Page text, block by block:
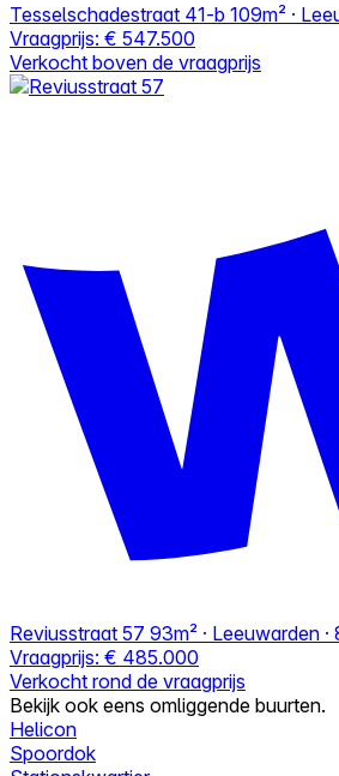
Tesselschadestraat 41-b 109m² ·
Vraagprijs: € 547.500
Verkocht boven de vraagprijs
Reviusstraat 57 93m² · Leeuwarden
Vraagprijs: € 485.000
Verkocht rond de vraagprijs
Bekijk ook eens omliggende buurten.
Helicon
Spoordok